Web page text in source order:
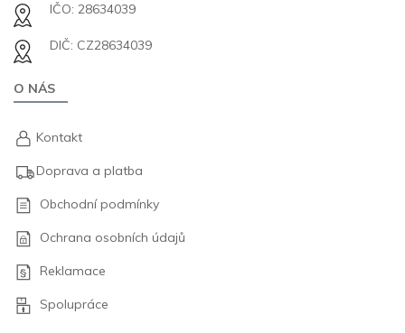
IČO: 28634039
DIČ: CZ28634039
O NÁS
Kontakt
Doprava a platba
Obchodní podmínky
Ochrana osobních údajů
Reklamace
Spolupráce